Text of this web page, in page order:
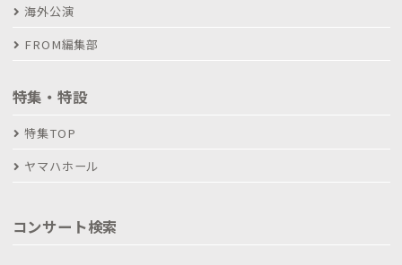
海外公演
FROM編集部
特集・特設
特集TOP
ヤマハホール
コンサート検索